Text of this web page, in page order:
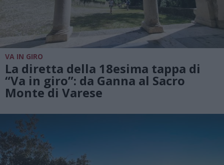
VA IN GIRO
La diretta della 18esima tappa di
“Va in giro”: da Ganna al Sacro
Monte di Varese